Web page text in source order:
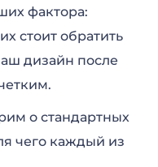
фактора:
стоит обратить
дизайн после
о стандартных
чего каждый из